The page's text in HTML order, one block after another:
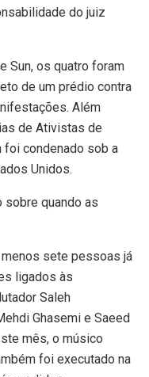
do juiz
Sun, os quatro foram
de um prédio contra
Além
de Ativistas de
foi condenado sob a
Unidos.
sobre quando as
sete pessoas já
ligados às
Saleh
Ghasemi e Saeed
mês, o músico
foi executado na